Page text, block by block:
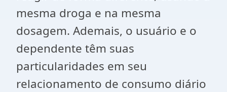
mesma droga e na mesma
dosagem. Ademais, o usuário e o
dependente têm suas
particularidades em seu
relacionamento de consumo diário